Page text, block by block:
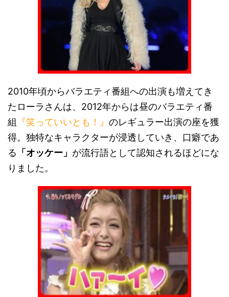
2010年頃からバラエティ番組への出演も増えてき
たローラさんは、2012年からは昼のバラエティ番
組 『笑っていいとも！』 のレギュラー出演の座を獲
得。独特なキャラクターが浸透していき、口癖であ
る 「オッケー」 が流行語として認知されるほどにな
りました。